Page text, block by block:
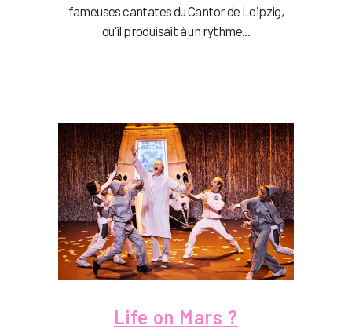
fameuses cantates du Cantor de Leipzig,
qu'il produisait à un rythme...
Life on Mars ?